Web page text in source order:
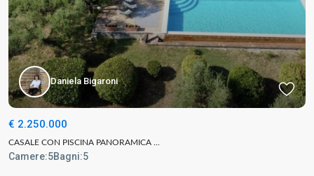
Daniela Bigaroni
€ 2.250.000
CASALE CON PISCINA PANORAMICA ...
Camere:5Bagni:5